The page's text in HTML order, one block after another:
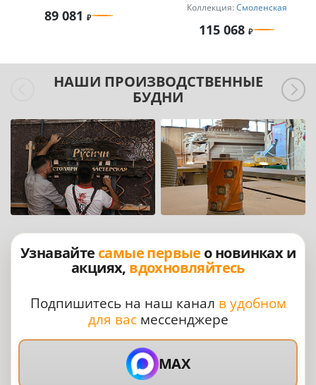
89 081 Коллекция: Смоленская
115 068
НАШИ ПРОИЗВОДСТВЕННЫЕ
БУДНИ
Узнавайте самые первые о новинках и
акциях, вдохновляйтесь
Подпишитесь на наш канал в удобном
для васмессенджере
MAX